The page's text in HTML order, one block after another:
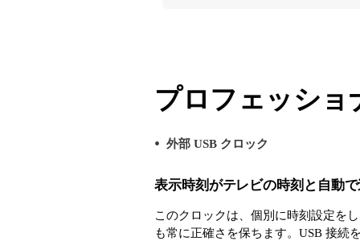
プロフェッショ
外部 USB クロック
表示時刻がテレビの時刻と自動
このクロックは、個別に時刻設定を
も常に正確さを保ちます。USB 接続